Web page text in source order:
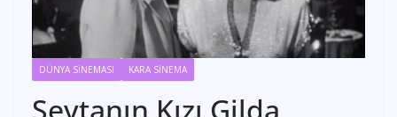
DÜNYA SİNEMASI KARA SİNEMA